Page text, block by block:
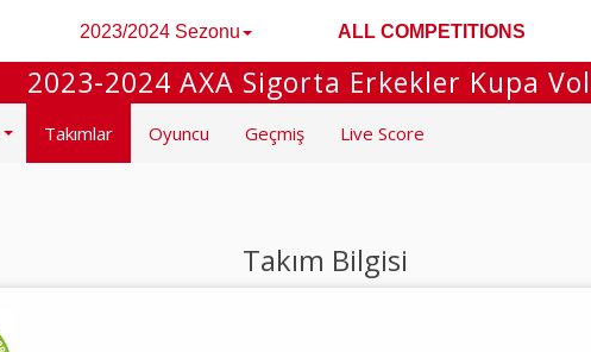
2023/2024 Sezonu ALL COMPETITIONS
2023-2024 AXA Sigorta Erkekler Kupa
Takımlar Oyuncu Geçmiş Live Score
Takım Bilgisi